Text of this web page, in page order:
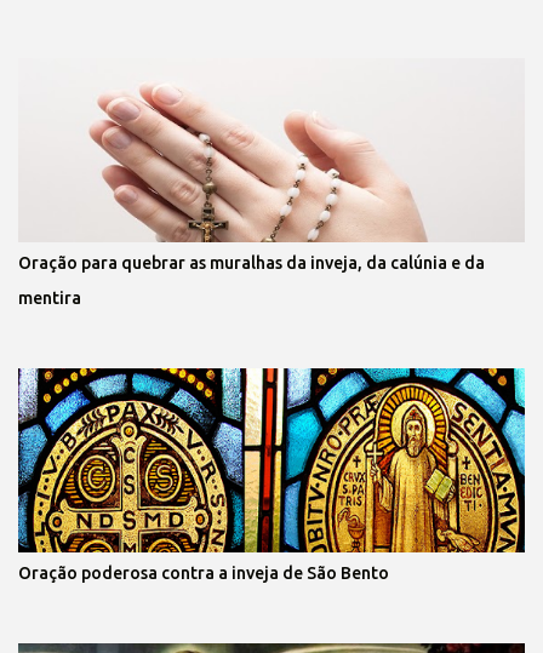
Oração para quebrar as muralhas da inveja, da calúnia e da
mentira
Oração poderosa contra a inveja de São Bento